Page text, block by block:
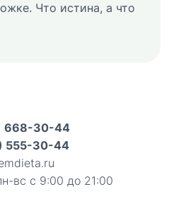
Что истина, а что
668-30-44
555-30-44
вс с 9:00 до 21:00